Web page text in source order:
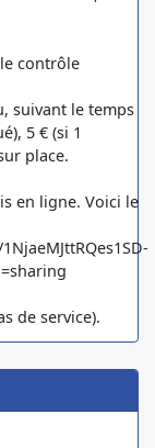
contrôle
suivant le temps
5 € (si 1
place.
en ligne. Voici le
de service).